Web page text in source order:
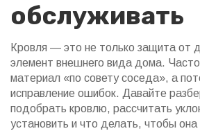
обслуживать
Кровля — это не только защита от
элемент внешнего вида дома.
материал «по совету соседа», а
исправление ошибок. Давайте
подобрать кровлю, рассчитать
установить и что делать, чтобы